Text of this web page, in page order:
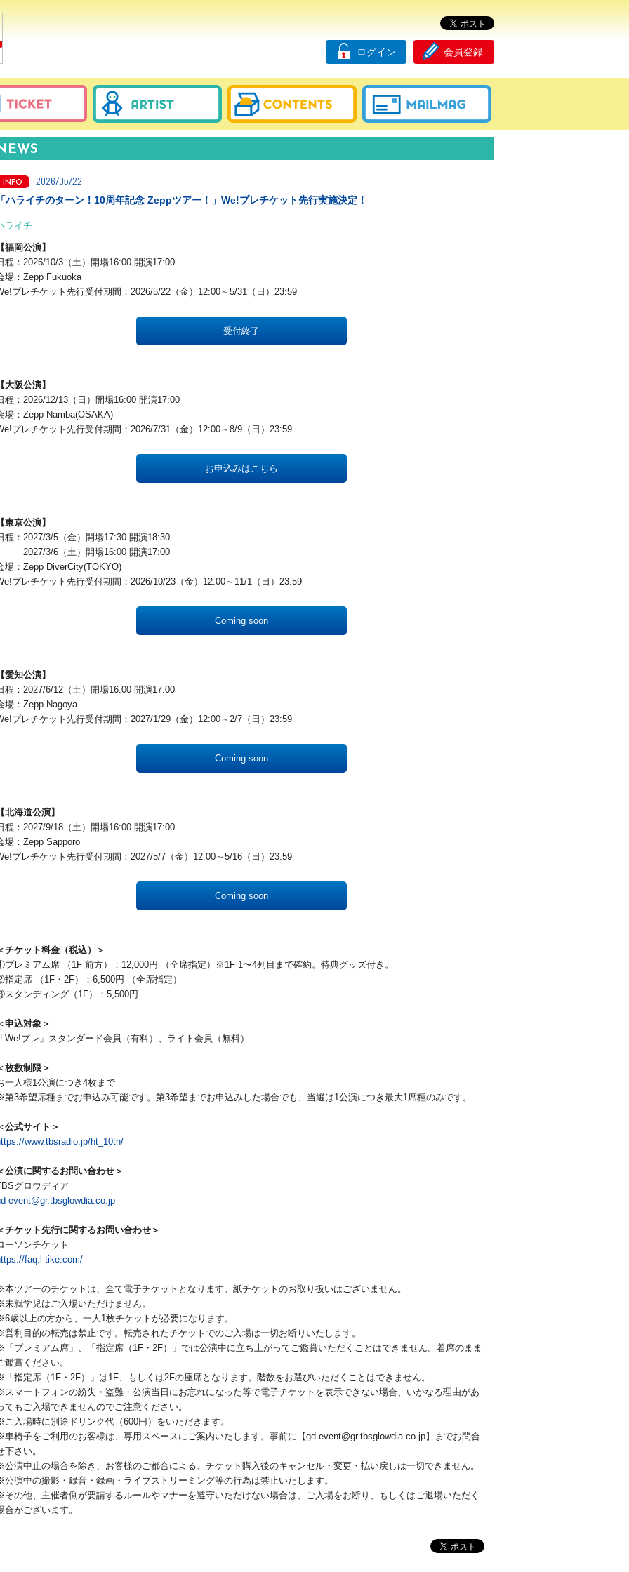
会員登録
ログイン
INFO 2026/05/22
ハライチのターン！10周年記念 Zeppツアー！」We!プレチケット先行実施決定！
ライチ
福岡公演】
程：2026/10/3（土）開場16:00 開演17:00
場：Zepp Fukuoka
プレチケット先行受付期間：2026/5/22（金）12:00～5/31（日）23:59
受付終了
大阪公演】
程：2026/12/13（日）開場16:00 開演17:00
場：Zepp Namba(OSAKA)
プレチケット先行受付期間：2026/7/31（金）12:00～8/9（日）23:59
お申込みはこちら
東京公演】
程：2027/3/5（金）開場17:30 開演18:30
3/6（土）開場16:00 開演17:00
場：Zepp DiverCity(TOKYO)
プレチケット先行受付期間：2026/10/23（金）12:00～11/1（日）23:59
Coming soon
愛知公演】
程：2027/6/12（土）開場16:00 開演17:00
場：Zepp Nagoya
プレチケット先行受付期間：2027/1/29（金）12:00～2/7（日）23:59
Coming soon
北海道公演】
程：2027/9/18（土）開場16:00 開演17:00
場：Zepp Sapporo
プレチケット先行受付期間：2027/5/7（金）12:00～5/16（日）23:59
Coming soon
チケット料金（税込）＞
レミアム席 （1F 前方）：12,000円 （全席指定）※1F 1〜4列目まで確約。特典グッズ付き。
定席 （1F・2F）：6,500円 （全席指定）
タンディング（1F）：5,500円
申込対象＞
We!プレ」スタンダード会員（有料）、ライト会員（無料）
枚数制限＞
一人様1公演につき4枚まで
3希望席種までお申込み可能です。第3希望までお申込みした場合でも、当選は1公演につき最大1席種のみです。
公式サイト＞
www.tbsradio.jp/ht_10th/
公演に関するお問い合わせ＞
グロウディア
event@gr.tbsglowdia.co.jp
チケット先行に関するお問い合わせ＞
ーソンチケット
faq.l-tike.com/
ツアーのチケットは、全て電子チケットとなります。紙チケットのお取り扱いはございません。
就学児はご入場いただけません。
歳以上の方から、一人1枚チケットが必要になります。
利目的の転売は禁止です。転売されたチケットでのご入場は一切お断りいたします。
プレミアム席」、「指定席（1F・2F）」では公演中に立ち上がってご鑑賞いただくことはできません。着席のまま
鑑賞ください。
指定席（1F・2F）」は1F、もしくは2Fの座席となります。階数をお選びいただくことはできません。
マートフォンの紛失・盗難・公演当日にお忘れになった等で電子チケットを表示できない場合、いかなる理由があ
てもご入場できませんのでご注意ください。
入場時に別途ドリンク代（600円）をいただきます。
椅子をご利用のお客様は、専用スペースにご案内いたします。事前に【gd-event@gr.tbsglowdia.co.jp】までお問合
下さい。
演中止の場合を除き、お客様のご都合による、チケット購入後のキャンセル・変更・払い戻しは一切できません。
演中の撮影・録音・録画・ライブストリーミング等の行為は禁止いたします。
の他、主催者側が要請するルールやマナーを遵守いただけない場合は、ご入場をお断り、もしくはご退場いただく
合がございます。